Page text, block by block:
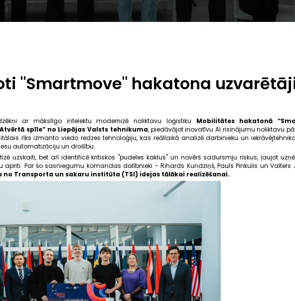
"Smartmove" hakatona
ar mākslīgo intelektu modernizē noliktavu loģistiku Mobilitātes hakatonā
spīle” no Liepājas Valsts tehnikuma, piedāvājot inovatīvu AI risinājumu noliktavu
rīks izmanto viedo redzes tehnoloģiju, kas reāllaikā analizē darbinieku un
automatizāciju un drošību.
uzskaiti, bet arī identificē kritiskos "pudeles kaklus" un novērš sadursmju riskus, ļaujot
apriti. Par šo sasniegumu komandas dalībnieki - Rihards Kundziņš, Pauls Pinkulis un Valters
no Transporta un sakaru institūta (TSI) idejas tālākai realizēšanai.